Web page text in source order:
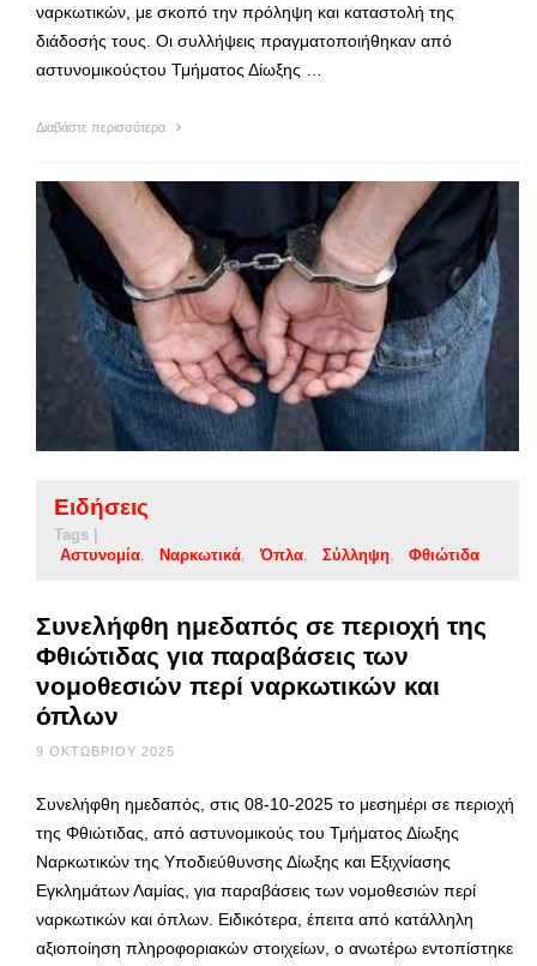
ναρκωτικών, με σκοπό την πρόληψη και καταστολή της
διάδοσής τους. Οι συλλήψεις πραγματοποιήθηκαν από
αστυνομικούςτου Τμήματος Δίωξης …
Διαβάστε περισσότερα
Ειδήσεις
Tags |
Αστυνομία
Ναρκωτικά Όπλα Σύλληψη Φθιώτιδα
Συνελήφθη ημεδαπός σε περιοχή της
Φθιώτιδας για παραβάσεις των
νομοθεσιών περί ναρκωτικών και
όπλων
9 ΟΚΤΩΒΡΊΟΥ 2025
Συνελήφθη ημεδαπός, στις 08-10-2025 το μεσημέρι σε περιοχή
της Φθιώτιδας, από αστυνομικούς του Τμήματος Δίωξης
Ναρκωτικών της Υποδιεύθυνσης Δίωξης και Εξιχνίασης
Εγκλημάτων Λαμίας, για παραβάσεις των νομοθεσιών περί
ναρκωτικών και όπλων. Ειδικότερα, έπειτα από κατάλληλη
αξιοποίηση πληροφοριακών στοιχείων, ο ανωτέρω εντοπίστηκε